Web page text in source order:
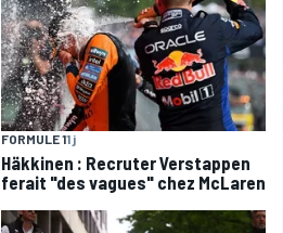
FORMULE 11 j
Häkkinen : Recruter Verstappen
ferait "des vagues" chez McLaren